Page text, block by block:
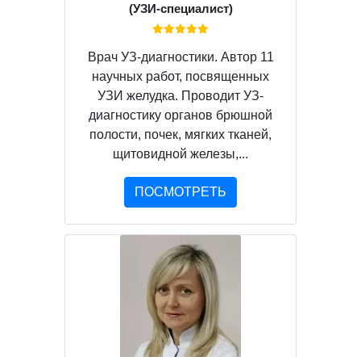
(УЗИ-специалист)
Врач УЗ-диагностики. Автор 11
научных работ, посвященных
УЗИ желудка. Проводит УЗ-
диагностику органов брюшной
полости, почек, мягких тканей,
щитовидной железы,...
ПОСМОТРЕТЬ